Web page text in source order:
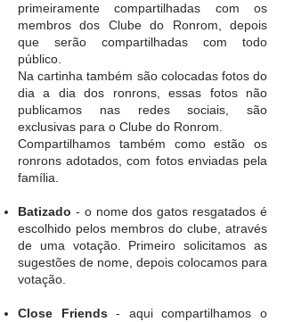
primeiramente compartilhadas com os
membros dos Clube do Ronrom, depois
que serão compartilhadas com todo
público.
Na cartinha também são colocadas fotos do
dia a dia dos ronrons, essas fotos não
publicamos nas redes sociais, são
exclusivas para o Clube do Ronrom.
Compartilhamos também como estão os
ronrons adotados, com fotos enviadas pela
família.
Batizado - o nome dos gatos resgatados é
escolhido pelos membros do clube, através
de uma votação. Primeiro solicitamos as
sugestões de nome, depois colocamos para
votação.
Close Friends- aqui compartilhamos o